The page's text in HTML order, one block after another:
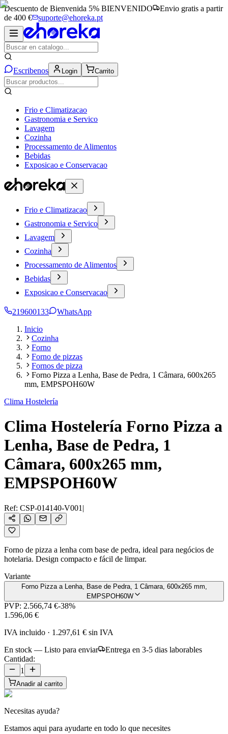
Descuento de Bienvenida 5% BIENVENIDO
Envio gratis a partir
de 400 €
suporte@ehoreka.pt
Escribenos Login Carrito
Frio e Climatizacao
Gastronomia e Servico
Lavagem
Cozinha
Processamento de Alimentos
Bebidas
Exposicao e Conservacao
Frio e Climatizacao
Gastronomia e Servico
Lavagem
Cozinha
Processamento de Alimentos
Bebidas
Exposicao e Conservacao
219600133
WhatsApp
Inicio
Cozinha
Forno
Forno de pizzas
Fornos de pizza
Forno Pizza a Lenha, Base de Pedra, 1 Câmara, 600x265
mm, EMPSPOH60W
Clima Hostelería
Clima Hostelería Forno Pizza a
Lenha, Base de Pedra, 1
Câmara, 600x265 mm,
EMPSPOH60W
Ref: CSP-014140-V001 |
Forno de pizza a lenha com base de pedra, ideal para negócios de
hotelaria. Design compacto e fácil de limpar.
Variante
Forno Pizza a Lenha, Base de Pedra, 1 Câmara, 600x265 mm,
EMPSPOH60W
PVP: 2.566,74 €-38%
1.596,06 €
IVA incluido · 1.297,61 € sin IVA
En stock — Listo para enviar
Entrega en 3-5 dias laborables
Cantidad:
1
Anadir al carrito
Necesitas ayuda?
Estamos aqui para ayudarte en todo lo que necesites